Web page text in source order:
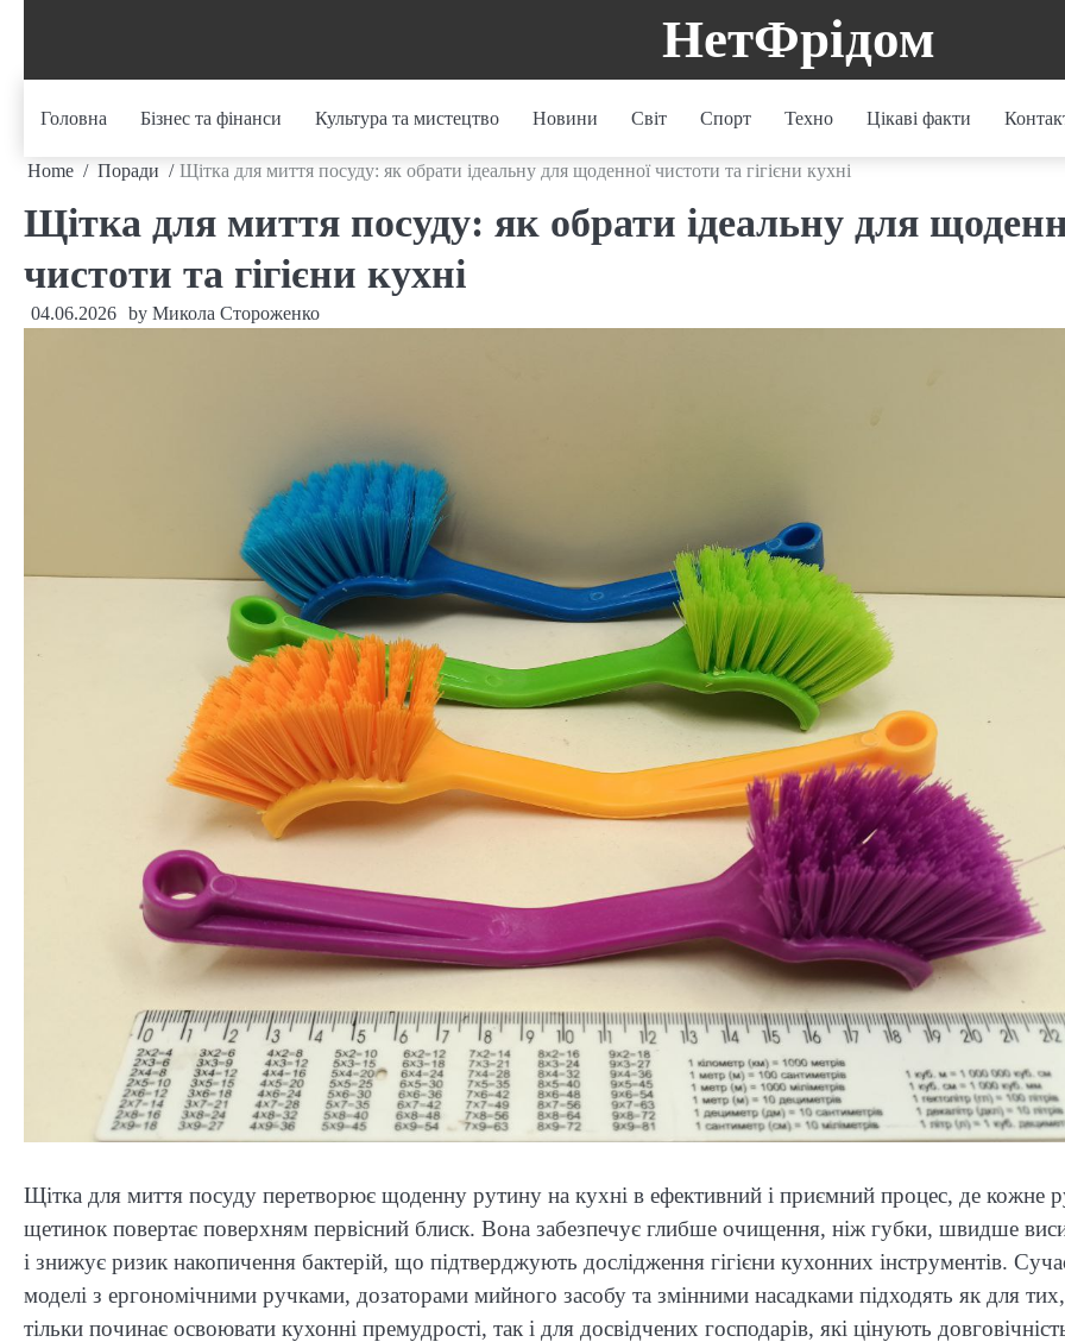
НетФрідом
Головна Бізнес та фінанси Культура та мистецтво Новини Світ Спорт Техно Цікаві факти
Home Поради Щітка для миття посуду: як обрати ідеальну для щоденної чистоти та гігієни кухні
Щітка для миття посуду: як обрати ідеальну для
чистоти та гігієни кухні
04.06.2026 by Микола Стороженко
Щітка для миття посуду перетворює щоденну рутину на кухні в ефективний і приємний процес, де кожне
щетинок повертає поверхням первісний блиск. Вона забезпечує глибше очищення, ніж губки, швидше
і знижує ризик накопичення бактерій, що підтверджують дослідження гігієни кухонних інструментів.
моделі з ергономічними ручками, дозаторами мийного засобу та змінними насадками підходять як для
тільки починає освоювати кухонні премудрості, так і для досвідчених господарів, які цінують